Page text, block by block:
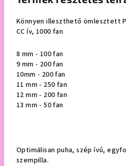
Könnyen illeszthető ömlesztett
CC ív, 1000 fan
8 mm - 100 fan
9 mm - 200 fan
10mm - 200 fan
11 mm - 250 fan
12 mm - 200 fan
13 mm - 50 fan
Optimálisan puha, szép ívű,
szempilla.